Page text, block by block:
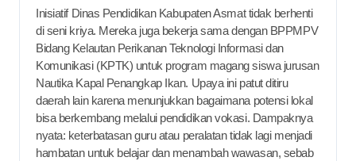
Inisiatif Dinas Pendidikan Kabupaten Asmat tidak berhenti
di seni kriya. Mereka juga bekerja sama dengan BPPMPV
Bidang Kelautan Perikanan Teknologi Informasi dan
Komunikasi (KPTK) untuk program magang siswa jurusan
Nautika Kapal Penangkap Ikan. Upaya ini patut ditiru
daerah lain karena menunjukkan bagaimana potensi lokal
bisa berkembang melalui pendidikan vokasi. Dampaknya
nyata: keterbatasan guru atau peralatan tidak lagi menjadi
hambatan untuk belajar dan menambah wawasan, sebab